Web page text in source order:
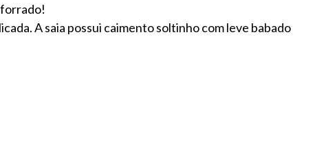
forrado!
A saia possui caimento soltinho com leve babado